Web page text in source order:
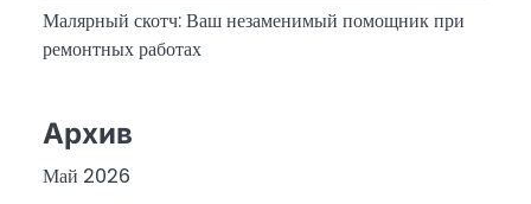
Малярный скотч: Ваш незаменимый помощник при
ремонтных работах
Архив
Май 2026